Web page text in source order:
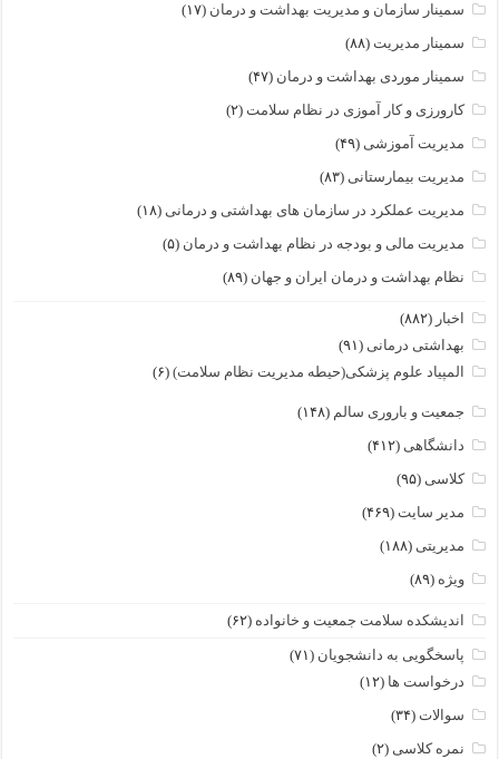
سمینار سازمان و مدیریت بهداشت و درمان (۱۷)
سمینار مدیریت (۸۸)
سمینار موردی بهداشت و درمان (۴۷)
کارورزی و کار آموزی در نظام سلامت (۲)
مدیریت آموزشی (۴۹)
مدیریت بیمارستانی (۸۳)
مدیریت عملکرد در سازمان های بهداشتی و درمانی (۱۸)
مدیریت مالی و بودجه در نظام بهداشت و درمان (۵)
نظام بهداشت و درمان ایران و جهان (۸۹)
اخبار (۸۸۲)
بهداشتی درمانی (۹۱)
المپیاد علوم پزشکی(حیطه مدیریت نظام سلامت) (۶)
جمعیت و باروری سالم (۱۴۸)
دانشگاهی (۴۱۲)
کلاسی (۹۵)
مدیر سایت (۴۶۹)
مدیریتی (۱۸۸)
ویژه (۸۹)
اندیشکده سلامت جمعیت و خانواده (۶۲)
پاسخگویی به دانشجویان (۷۱)
درخواست ها (۱۲)
سوالات (۳۴)
نمره کلاسی (۲)